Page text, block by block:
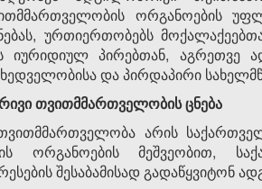
ორგანოების
ურთიერთობებს
პირებთან, აგრეთვე
და პირდაპირი
თვითმმართველობის ცნება
არის
ორგანოების მეშვეობით,
შესაბამისად გადაწყვიტონ